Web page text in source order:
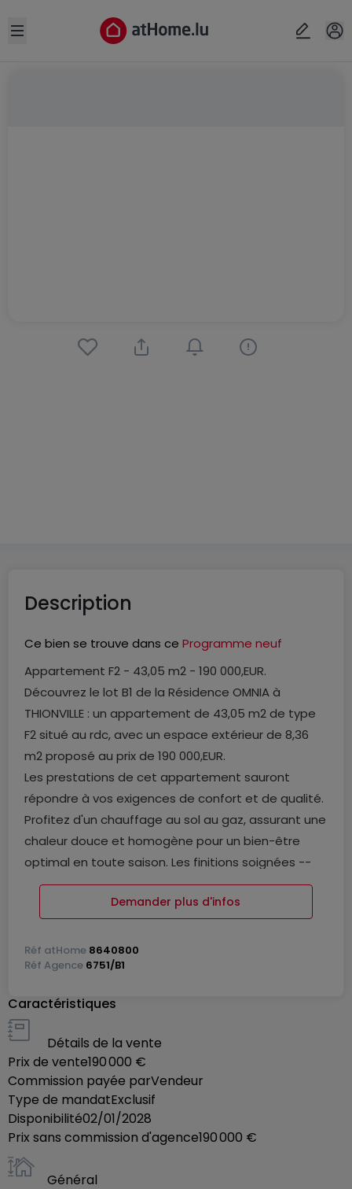
Open sidebar
Description
Ce bien se trouve dans ce Programme neuf
Appartement F2 - 43,05 m2 - 190 000,EUR.
Découvrez le lot B1 de la Résidence OMNIA à
THIONVILLE : un appartement de 43,05 m2 de type
F2 situé au rdc, avec un espace extérieur de 8,36
m2 proposé au prix de 190 000,EUR.
Les prestations de cet appartement sauront
répondre à vos exigences de confort et de qualité.
Profitez d'un chauffage au sol au gaz, assurant une
chaleur douce et homogène pour un bien-être
optimal en toute saison. Les finitions soignées --
carrelage élégant, matériaux sélectionnés avec
exigence -- apportent une véritable touche de
futur chez-vous vous ressemble vraiment, vous
avez la possibilité de personnaliser certains
Cet appartement bénéficie d'un emplacement
autoroutiers et de la frontière luxembourgeoise,
facilitant ainsi vos trajets quotidiens. Idéalement
situé, il se trouve à proximité immédiate de toutes
les commodités (commerces, écoles, services...) et
du centre-ville de Thionville, accessible à pied. Un
cadre de vie pratique, paisible et parfaitement
connecté.
Demander plus d'infos
Réf atHome 8640800
Réf Agence 6751/B1
Caractéristiques
Détails de la vente
Prix de vente190 000 €
Commission payée parVendeur
Type de mandatExclusif
Disponibilité02/01/2028
Prix sans commission d'agence190 000 €
Général